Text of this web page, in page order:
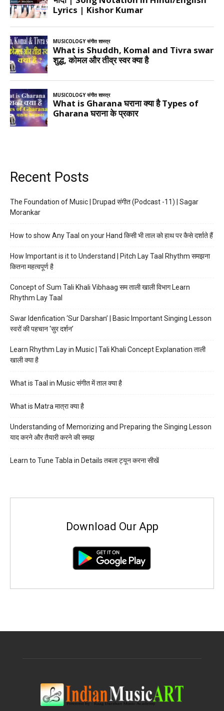
Recent Posts
The Foundation of Music | Drupad संगीत (Podcast -11) | Sagar
Morankar
How to show Any Taal on your Hand किसी भी ताल को हाथ पर कैसे दर्शाते हैं
How Important is it to Understand | Pitch Lay Taal Rhythm समझना
कितना महत्वपूर्ण है
Concept of Sum Tali Khali Vibhaag सम ताली खाली विभाग Learn
Rhythm Lay Taal
Swar Idenfication ‘Sur Darshan’ | Basic Important Singing Lesson
स्वरों की पहचान ‘सुर दर्शन’
Learn Rhythm Lay in Music | Tali Khali Concept Explanation ताली
खाली क्या है
What is Taal in Music संगीत में ताल क्या है
What is Matra मात्रा क्या है
Understanding of Memorizing and Preparing the Singing Lesson
याद करने और तैयारी करने की समझ
Learn to Tune Tabla in Details तबला ट्यून करना सीखें
Download Our App